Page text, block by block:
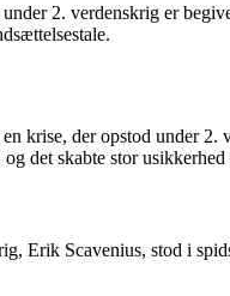
2. verdenskrig er
krise, der opstod under
det skabte stor
Erik Scavenius, stod i